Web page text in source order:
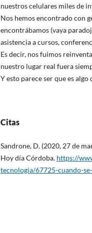
nuestros celulares miles de
Nos hemos encontrado con
encontrábamos (vaya
asistencia a cursos,
Es decir, nos fuimos
nuestro lugar real fuera
Y esto parece ser que es algo
Citas
Sandrone, D. (2020, 27 de
Hoy día Córdoba. https://
tecnologia/67725-cuando-